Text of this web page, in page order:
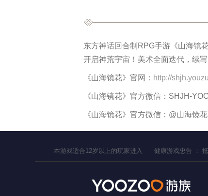
东方神话回合制RPG手游《山海镜
开启神荒宇宙！美术全面迭代，续写
《山海镜花》官网： http://
《山海镜花》官方微信：SHJH-
《山海镜花》官方微信：@山海镜花
本游戏适合12岁以上的玩家进入 健康游戏忠告 ：